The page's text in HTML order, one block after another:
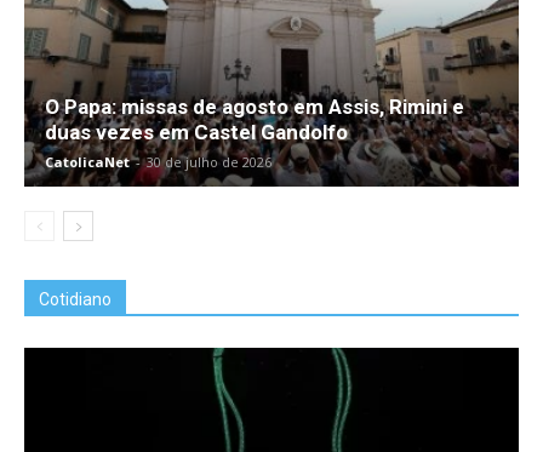
O Papa: missas de agosto em Assis, Rimini e
duas vezes em Castel Gandolfo
CatolicaNet - 30 de julho de 2026
Cotidiano